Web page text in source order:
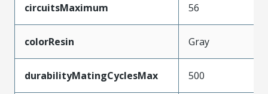
circuitsMaximum 56
colorResin Gray
durabilityMatingCyclesMax 500